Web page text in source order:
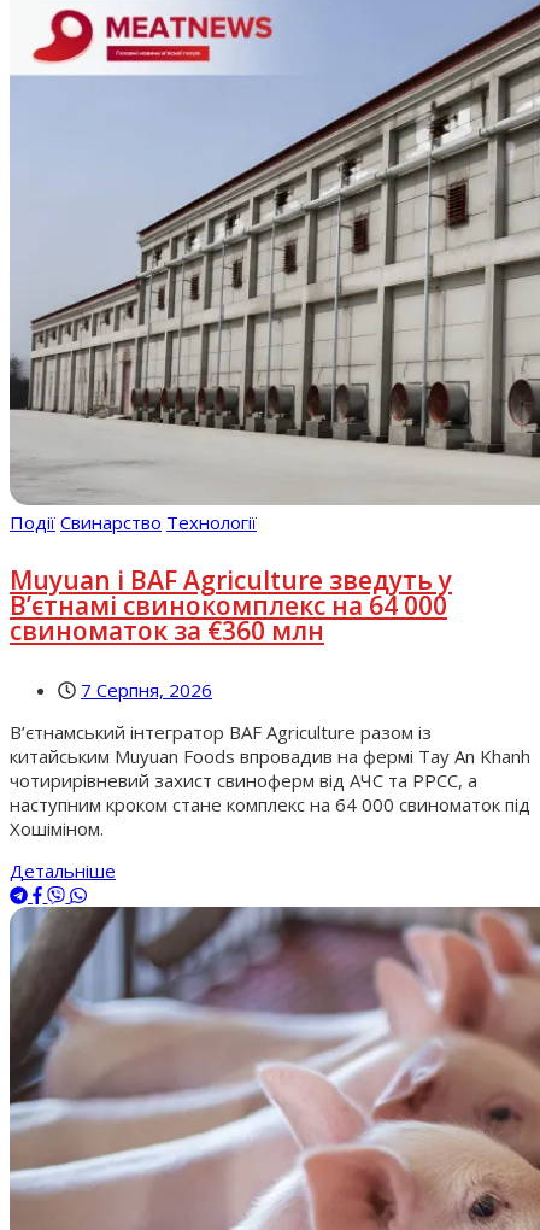
Події Свинарство Технології
Muyuan і BAF Agriculture зведуть у
В’єтнамі свинокомплекс на 64 000
свиноматок за €360 млн
7 Серпня, 2026
В’єтнамський інтегратор BAF Agriculture разом із
китайським Muyuan Foods впровадив на фермі Tay An Khanh
чотирирівневий захист свиноферм від АЧС та РРСС, а
наступним кроком стане комплекс на 64 000 свиноматок під
Хошіміном.
Детальніше